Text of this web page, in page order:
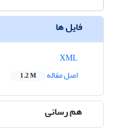
فایل ها
اصل مقاله
1.2 M
هم رسانی